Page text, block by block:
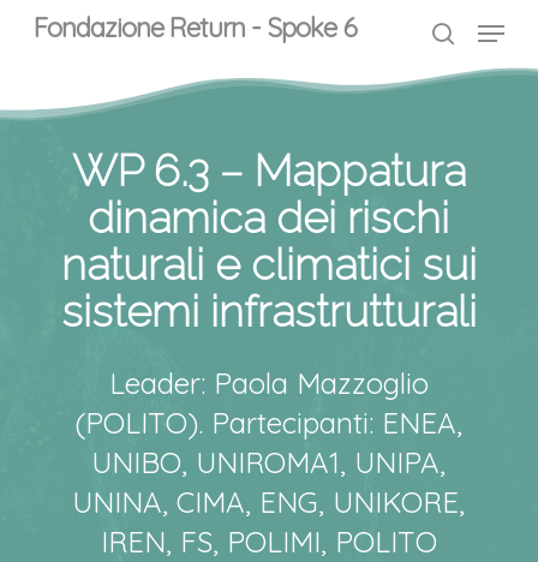
Fondazione Return - Spoke 6 Menu
WP 6.3 – Mappatura
dinamica dei rischi
naturali e climatici sui
sistemi infrastrutturali
Leader: Paola Mazzoglio
(POLITO). Partecipanti: ENEA,
UNIBO, UNIROMA1, UNIPA,
UNINA, CIMA, ENG, UNIKORE,
IREN, FS, POLIMI, POLITO